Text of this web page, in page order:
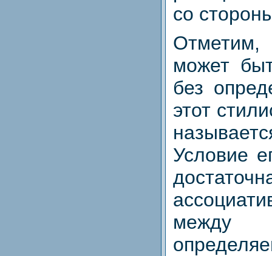
со
может
без
этот
Условие
между